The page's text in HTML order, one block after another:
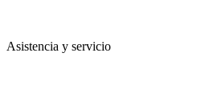
Asistencia y servicio